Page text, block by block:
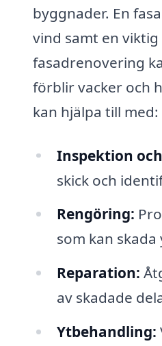
byggnader. En
vind samt en
fasadrenovering
förblir vacker och
kan hjälpa till med:
Inspektion
skick och
Rengöring:
som kan
Reparation:
av skadade
Ytbehandling: